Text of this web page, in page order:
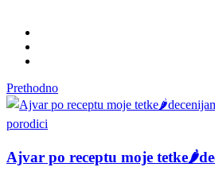
Prethodno
Ajvar po receptu moje